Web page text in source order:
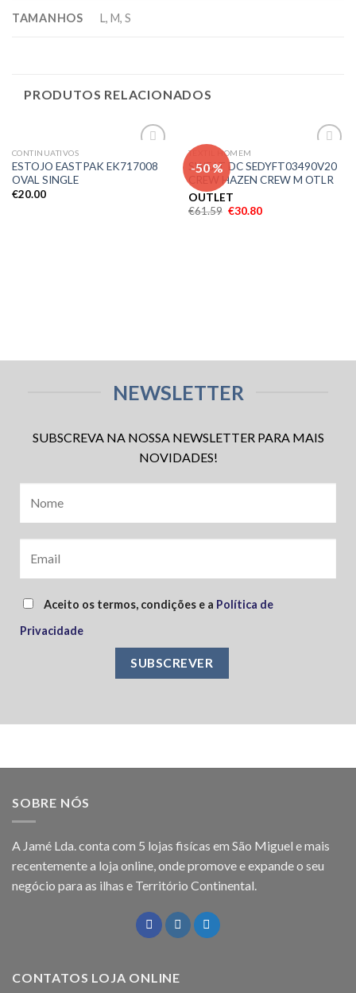
TAMANHOS L, M, S
PRODUTOS RELACIONADOS
aos meus
CONTINUATIVOS
ESTOJO EASTPAK EK717008
OVAL SINGLE
€20.00
-50 %
aos meus
desejos
TEXTIL HOMEM
SWEAT DC SEDYFT03490V20
CREW HAZEN CREW M OTLR
OUTLET
€61.59 €30.80
NEWSLETTER
SUBSCREVA NA NOSSA NEWSLETTER PARA MAIS
NOVIDADES!
Aceito os termos, condições e a Política de
Privacidade
SOBRE NÓS
A Jamé Lda. conta com 5 lojas fisícas em São Miguel e mais
recentemente a loja online, onde promove e expande o seu
negócio para as ilhas e Território Continental.
CONTATOS LOJA ONLINE